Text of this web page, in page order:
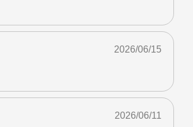
2026/06/15
2026/06/11